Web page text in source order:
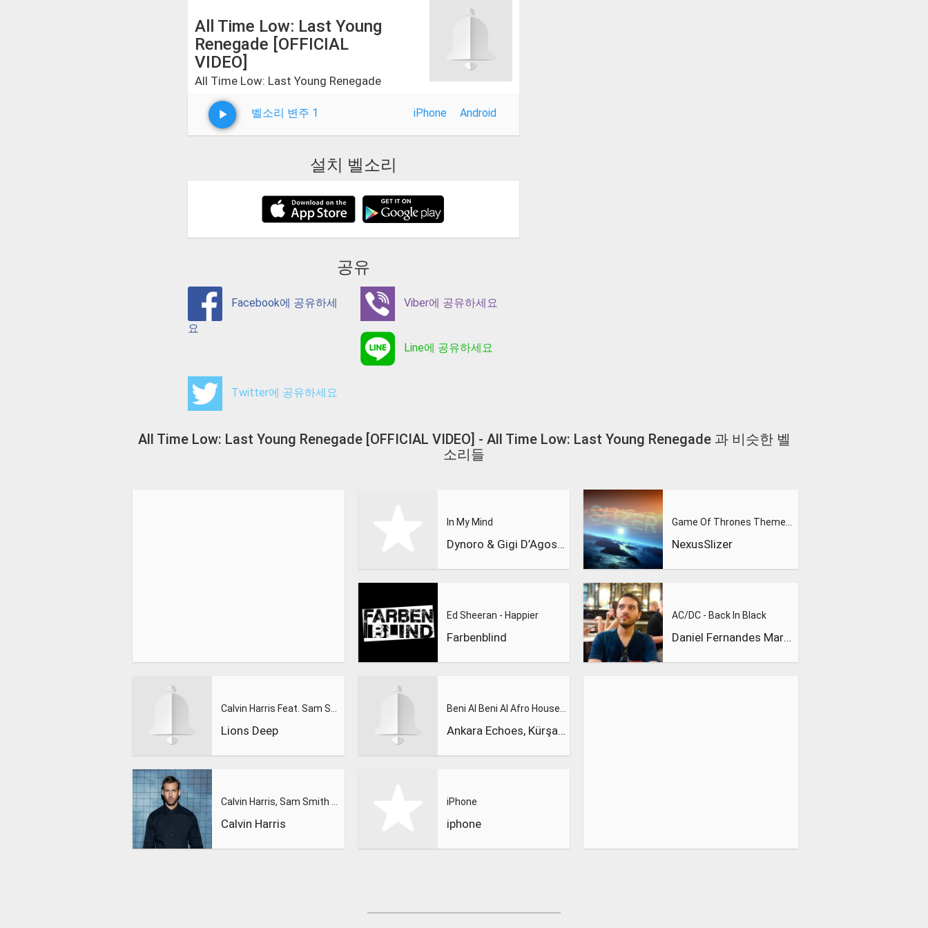
All Time Low: Last Young
Renegade [OFFICIAL
VIDEO]
All Time Low: Last Young Renegade
벨소리 변주 1 iPhone Android
설치 벨소리
공유
Facebook에 공유하세
요
Viber에 공유하세요
Line에 공유하세요
Twitter에 공유하세요
All Time Low: Last Young Renegade [OFFICIAL VIDEO] - All Time Low: Last Young Renegade 과 비슷한 벨
소리들
Lions Deep
Calvin Harris
In My Mind
Dynoro & Gigi D’Agostino
Ed Sheeran - Happier
Farbenblind
Ankara Echoes, Kürşad Kahraman
iPhone
iphone
NexusSlizer
AC/DC - Back In Black
Daniel Fernandes Martins